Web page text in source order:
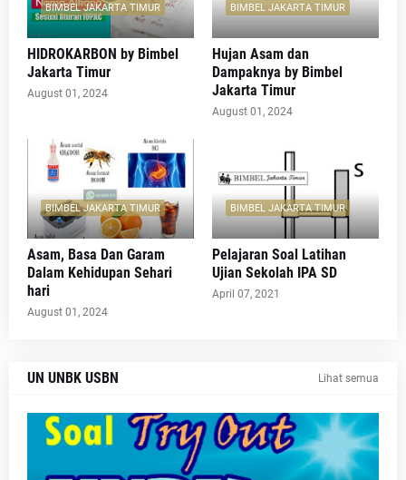
BIMBEL JAKARTA TIMUR
HIDROKARBON by Bimbel
Jakarta Timur
August 01, 2024
BIMBEL JAKARTA TIMUR
Hujan Asam dan
Dampaknya by Bimbel
Jakarta Timur
August 01, 2024
BIMBEL JAKARTA TIMUR
Asam, Basa Dan Garam
Dalam Kehidupan Sehari
hari
August 01, 2024
BIMBEL JAKARTA TIMUR
Pelajaran Soal Latihan
Ujian Sekolah IPA SD
April 07, 2021
UN UNBK USBN Lihat semua